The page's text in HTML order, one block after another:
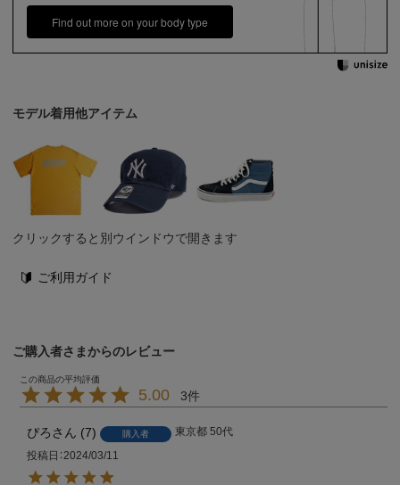
Find out more on your body type
モデル着用他アイテム
クリックすると別ウインドウで開きます
ご利用ガイド
ご購入者さまからのレビュー
5.00 3
ぴろ 7 購入者 東京都 50代
投稿日 2024/03/11